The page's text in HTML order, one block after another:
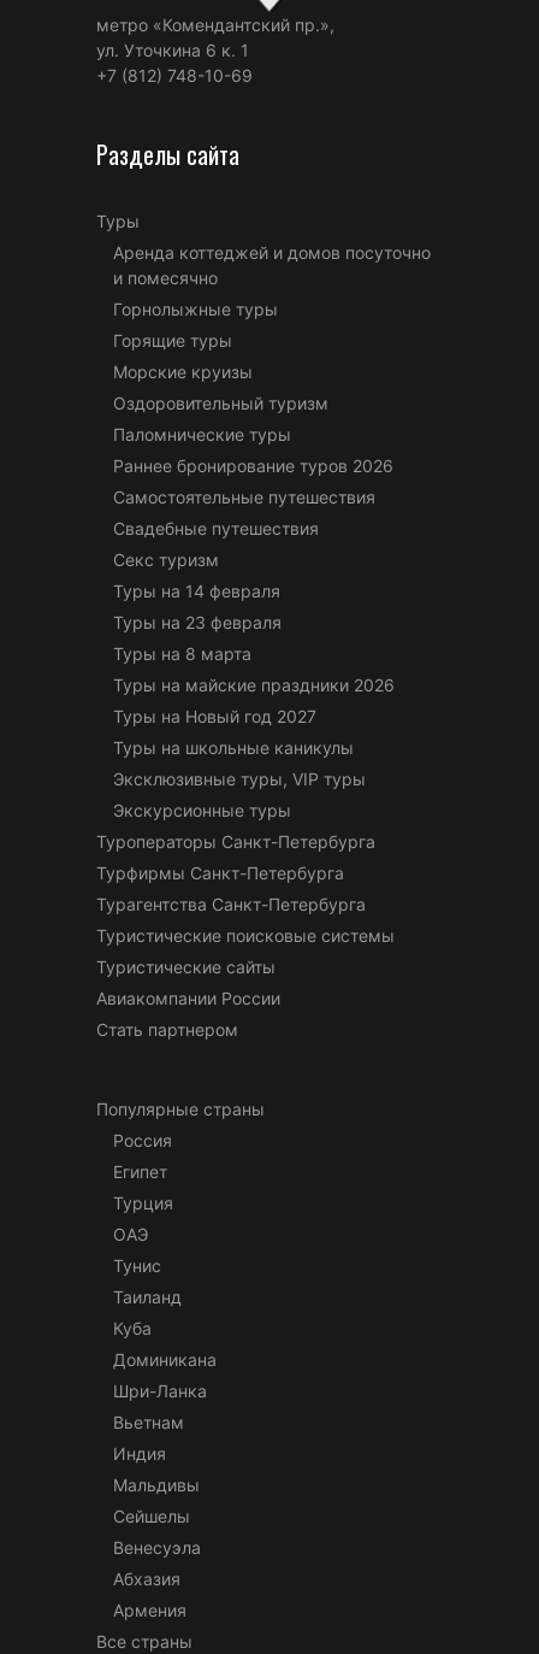
метро «Комендантский пр.»,
ул. Уточкина 6 к. 1
+7 (812) 748-10-69
Разделы сайта
Туры
Аренда коттеджей и домов посуточно
и помесячно
Горнолыжные туры
Горящие туры
Морские круизы
Оздоровительный туризм
Паломнические туры
Раннее бронирование туров 2026
Самостоятельные путешествия
Свадебные путешествия
Секс туризм
Туры на 14 февраля
Туры на 23 февраля
Туры на 8 марта
Туры на майские праздники 2026
Туры на Новый год 2027
Туры на школьные каникулы
Эксклюзивные туры, VIP туры
Экскурсионные туры
Туроператоры Санкт-Петербурга
Турфирмы Санкт-Петербурга
Турагентства Санкт-Петербурга
Туристические поисковые системы
Туристические сайты
Авиакомпании России
Стать партнером
Популярные страны
Россия
Египет
Турция
ОАЭ
Тунис
Таиланд
Куба
Доминикана
Шри-Ланка
Вьетнам
Индия
Мальдивы
Сейшелы
Венесуэла
Абхазия
Армения
Все страны